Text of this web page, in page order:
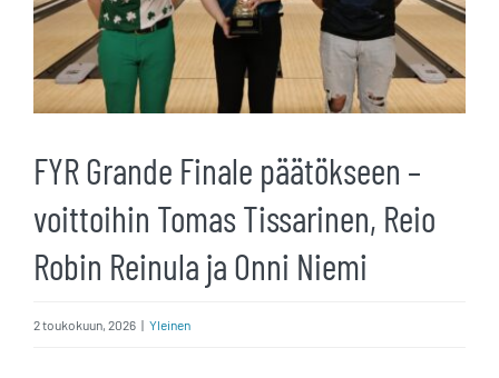
FYR Grande Finale päätökseen –
voittoihin Tomas Tissarinen, Reio
Robin Reinula ja Onni Niemi
2 toukokuun, 2026 | Yleinen